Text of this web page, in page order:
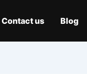
Blog
Contact us